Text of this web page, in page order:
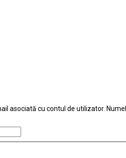
asociată cu contul de utilizator.